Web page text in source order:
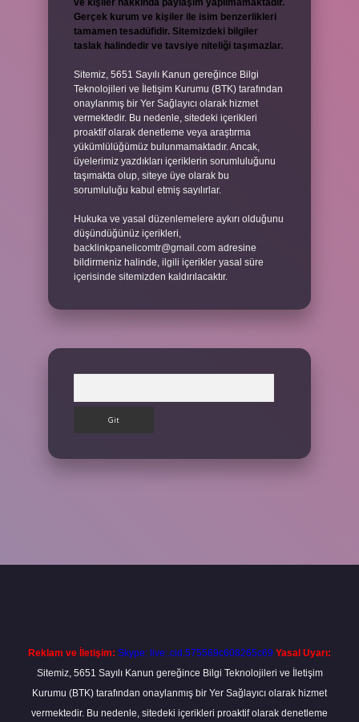
ve kişiler hakkında paylaşım yapılmamaktadır.
Gerçek kurum ve kişiler ile isim benzerlikleri
tamamen tesadüfidir. Sitemizdeki bilgiler
taslak halindedir ve tavsiye niteliği taşımazlar.
Sitemiz, 5651 Sayılı Kanun gereğince Bilgi
Teknolojileri ve İletişim Kurumu (BTK) tarafından
onaylanmış bir Yer Sağlayıcı olarak hizmet
vermektedir. Bu nedenle, sitedeki içerikleri
proaktif olarak denetleme veya araştırma
yükümlülüğümüz bulunmamaktadır. Ancak,
üyelerimiz yazdıkları içeriklerin sorumluluğunu
taşımakta olup, siteye üye olarak bu
sorumluluğu kabul etmiş sayılırlar.
Hukuka ve yasal düzenlemelere aykırı olduğunu
düşündüğünüz içerikleri,
backlinkpanelicomtr@gmail.com adresine
bildirmeniz halinde, ilgili içerikler yasal süre
içerisinde sitemizden kaldırılacaktır.
Reklam ve İletişim: Skype: live:.cid.575569c608265c69 Yasal Uyarı:
Sitemiz, 5651 Sayılı Kanun gereğince Bilgi Teknolojileri ve İletişim
Kurumu (BTK) tarafından onaylanmış bir Yer Sağlayıcı olarak hizmet
vermektedir. Bu nedenle, sitedeki içerikleri proaktif olarak denetleme